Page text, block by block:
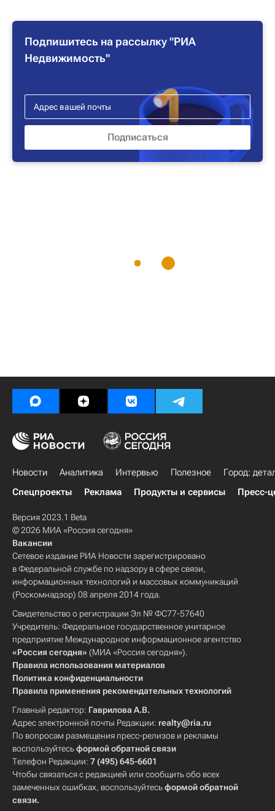
Подпишитесь на рассылку "РИА
Недвижимость"
Новости Аналитика Интервью Полезное
Город:
Спецпроекты
Реклама Продукты и сервисы Пресс-
Версия 2023.1 Beta
© 2026 МИА «Россия сегодня»
Вакансии
Сетевое издание РИА Новости зарегистрировано
в Федеральной службе по надзору в сфере связи,
информационных технологий и массовых коммуникаций
(Роскомнадзор) 08 апреля 2014 года.
Свидетельство о регистрации Эл № ФС77-57640
Учредитель: Федеральное государственное унитарное
предприятие Международное информационное агентство
«Россия сегодня» (МИА «Россия сегодня»).
Правила использования материалов
Политика конфиденциальности
Правила применения рекомендательных технологий
Главный редактор: Гаврилова А.В.
Адрес электронной почты Редакции: realty@ria.ru
По вопросам размещения пресс-релизов и рекламы
воспользуйтесьформой обратной связи
Телефон Редакции: 7 (495) 645-6601
Чтобы связаться с редакцией или сообщить обо всех
замеченных ошибках, воспользуйтесьформой обратной
связи.